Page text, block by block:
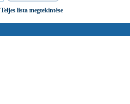
Teljes lista megtekintése